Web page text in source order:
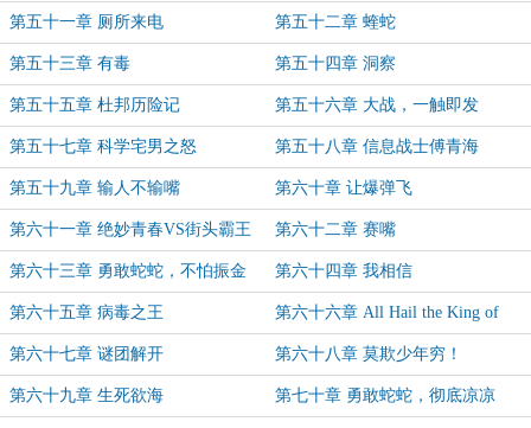
第五十一章 厕所来电 第五十二章 蝰蛇
第五十三章 有毒 第五十四章 洞察
第五十五章 杜邦历险记 第五十六章 大战，一触即发
第五十七章 科学宅男之怒 第五十八章 信息战士傅青海
第五十九章 输人不输嘴 第六十章 让爆弹飞
第六十一章 绝妙青春VS街头霸王 第六十二章 赛嘴
第六十三章 勇敢蛇蛇，不怕振金 第六十四章 我相信
第六十五章 病毒之王 第六十六章 All Hail the King of
Virus
第六十七章 谜团解开 第六十八章 莫欺少年穷！
第六十九章 生死欲海 第七十章 勇敢蛇蛇，彻底凉凉